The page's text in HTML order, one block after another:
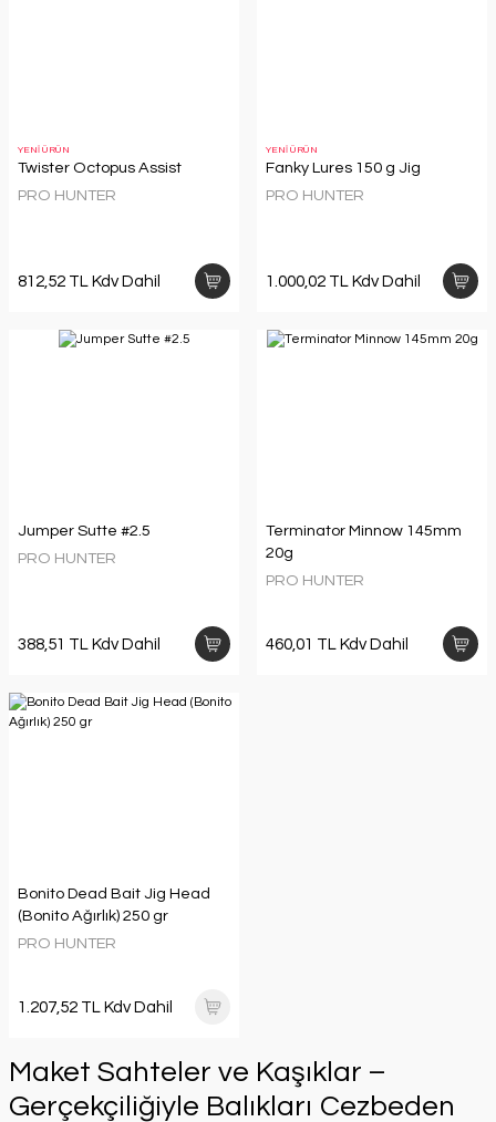
YENİ ÜRÜN
Twister Octopus Assist
PRO HUNTER
812,52 TL Kdv Dahil
YENİ ÜRÜN
Fanky Lures 150 g Jig
PRO HUNTER
1.000,02 TL Kdv Dahil
Jumper Sutte #2.5
PRO HUNTER
388,51 TL Kdv Dahil
Terminator Minnow 145mm
20g
PRO HUNTER
460,01 TL Kdv Dahil
Bonito Dead Bait Jig Head
(Bonito Ağırlık) 250 gr
PRO HUNTER
1.207,52 TL Kdv Dahil
Maket Sahteler ve Kaşıklar –
Gerçekçiliğiyle Balıkları Cezbeden